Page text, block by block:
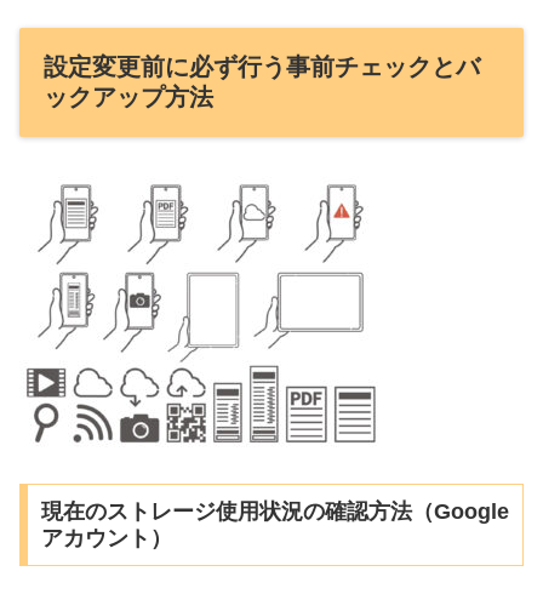
設定変更前に必ず行う事前チェックとバ
ックアップ方法
現在のストレージ使用状況の確認方法（Google
アカウント）